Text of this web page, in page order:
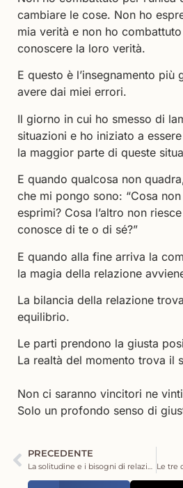
cambiare le cose. Non ho
mia verità e non ho
conoscere la loro verità.
E questo è l’insegnamento più
avere dai miei errori.
Il giorno in cui ho smesso di
situazioni e ho iniziato a
la maggior parte di queste
E quando qualcosa non
che mi pongo sono: “Cosa
esprimi? Cosa l’altro non
conosce di te o di sé?”
E quando alla fine arriva la
la magia della relazione
La bilancia della relazione
equilibrio.
Le parti prendono la giusta
La realtà del momento trova il
Non ci saranno vincitori ne
Solo un profondo senso di
PRECEDENTE
La solitudine e i bisogni di relazione: mini guida per capire cosa ti serve e cosa no